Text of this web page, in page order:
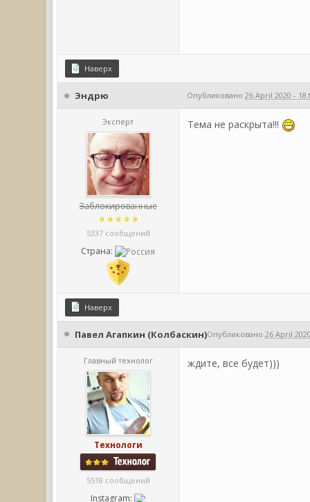
Наверх
Эндрю Опубликовано26 April 2020 -
Эксперт
Заблокированные
5337 сообщений
Страна:
Тема не раскрыта!!!
Наверх
Павел Агапкин (Колбаскин)Опубликовано26 April
Главный технолог
Технологи
5518 сообщений
Instagram:
ждите, все будет)))